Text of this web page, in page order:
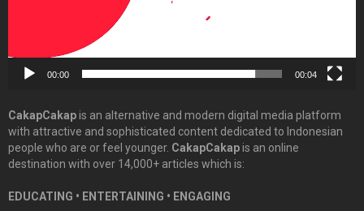
00:00 00:04
CakapCakapis an alternative and modern digital media platform
with attractive and sophisticated content dedicated to Indonesian
people who are or feel younger. CakapCakapis an online
destination with over 14,000+ articles which is:
EDUCATING • ENTERTAINING • ENGAGING